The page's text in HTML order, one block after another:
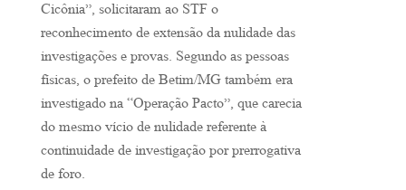
Cicônia”, solicitaram ao STF o
reconhecimento de extensão da nulidade das
investigações e provas. Segundo as pessoas
físicas, o prefeito de Betim/MG também era
investigado na “Operação Pacto”, que carecia
do mesmo vício de nulidade referente à
continuidade de investigação por prerrogativa
de foro.